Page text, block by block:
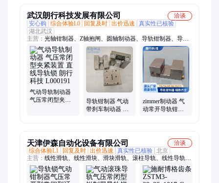
武汉朗行科技发展有限公司
洽谈
安心购
综合体验L0 回复及时 出价迅速
真实性已核验
湖北武汉
主营： 光轴钳制器、Z轴抱闸、圆轴制动器、导轨钳制器、导轨
制动器、导轨刹车器、导轨锁、导轨夹紧器、液压导轨钳制器、
电动导轨钳制器、微型导轨锁、光轴制动器、Z轴抱闸-光轴钳制
器、气动夹持器、O型密封圈夹爪气缸、密封圈气缸、桁架机械
手抱闸、密封圈夹爪、雄克O型圈机械手、O型圈装配抓手、气
缸夹爪、平行夹爪
气动导轨制动器
气压常闭型夹紧
导轨钳制器 气动
带刹车制动器 气
zimmer制动器 气
动常开导轨钳制
天津伊森自动化设备有限公司
洽谈
综合体验L1
回复及时 出价迅速 真实性已核验 北京
主营： 线性滑轨、线性滑块、滑块滑轨、滚柱导轨、线性导轨、
导轨滑块、丝杠导轨、机床导轨、滚珠导轨、直线导轨、上银导
轨、直线传动导轨、雕刻机滑块、低组装线轨、伺服电机、齿轮